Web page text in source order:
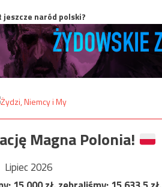
jeszcze naród polski?
Magna Polonia!
Lipiec 2026